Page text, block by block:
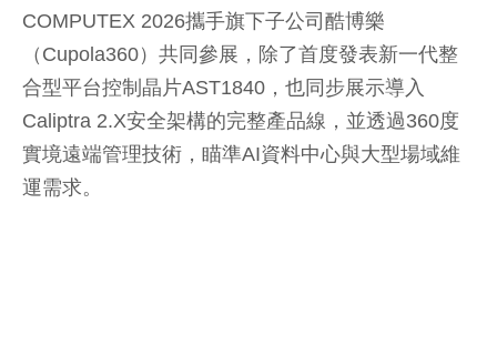
COMPUTEX 2026攜手旗下子公司酷博樂
（Cupola360）共同參展，除了首度發表新一代整
合型平台控制晶片AST1840，也同步展示導入
Caliptra 2.X安全架構的完整產品線，並透過360度
實境遠端管理技術，瞄準AI資料中心與大型場域維
運需求。